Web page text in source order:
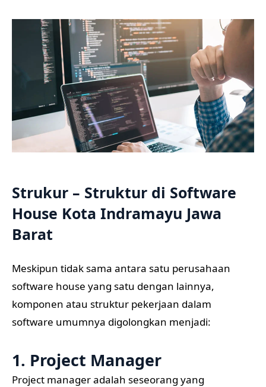
Strukur – Struktur di Software
House Kota Indramayu Jawa
Barat
Meskipun tidak sama antara satu perusahaan
software house yang satu dengan lainnya,
komponen atau struktur pekerjaan dalam
software umumnya digolongkan menjadi:
1. Project Manager
Project manager adalah seseorang yang